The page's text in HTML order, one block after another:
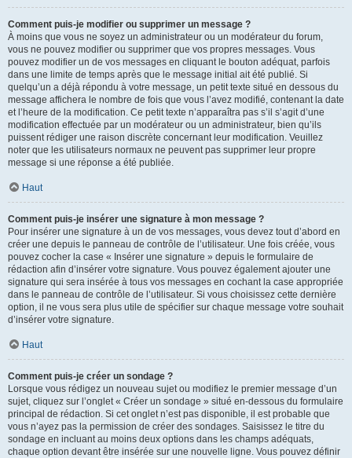
Comment puis-je modifier ou supprimer un message ?
À moins que vous ne soyez un administrateur ou un modérateur du forum,
vous ne pouvez modifier ou supprimer que vos propres messages. Vous
pouvez modifier un de vos messages en cliquant le bouton adéquat, parfois
dans une limite de temps après que le message initial ait été publié. Si
quelqu’un a déjà répondu à votre message, un petit texte situé en dessous du
message affichera le nombre de fois que vous l’avez modifié, contenant la date
et l’heure de la modification. Ce petit texte n’apparaîtra pas s’il s’agit d’une
modification effectuée par un modérateur ou un administrateur, bien qu’ils
puissent rédiger une raison discrète concernant leur modification. Veuillez
noter que les utilisateurs normaux ne peuvent pas supprimer leur propre
message si une réponse a été publiée.
Haut
Comment puis-je insérer une signature à mon message ?
Pour insérer une signature à un de vos messages, vous devez tout d’abord en
créer une depuis le panneau de contrôle de l’utilisateur. Une fois créée, vous
pouvez cocher la case « Insérer une signature » depuis le formulaire de
rédaction afin d’insérer votre signature. Vous pouvez également ajouter une
signature qui sera insérée à tous vos messages en cochant la case appropriée
dans le panneau de contrôle de l’utilisateur. Si vous choisissez cette dernière
option, il ne vous sera plus utile de spécifier sur chaque message votre souhait
d’insérer votre signature.
Haut
Comment puis-je créer un sondage ?
Lorsque vous rédigez un nouveau sujet ou modifiez le premier message d’un
sujet, cliquez sur l’onglet « Créer un sondage » situé en-dessous du formulaire
principal de rédaction. Si cet onglet n’est pas disponible, il est probable que
vous n’ayez pas la permission de créer des sondages. Saisissez le titre du
sondage en incluant au moins deux options dans les champs adéquats,
chaque option devant être insérée sur une nouvelle ligne. Vous pouvez définir